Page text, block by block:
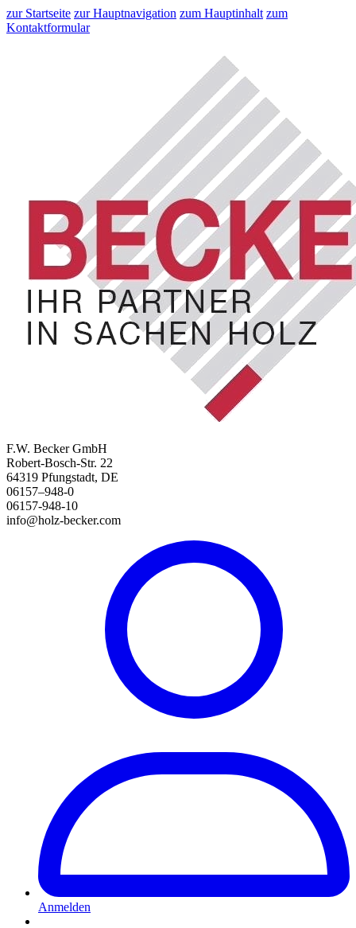
zur Startseite zur Hauptnavigation zum Hauptinhalt zum
Kontaktformular
F.W. Becker GmbH
Robert-Bosch-Str. 22
64319 Pfungstadt, DE
06157–948-0
06157-948-10
info@holz-becker.com
Anmelden